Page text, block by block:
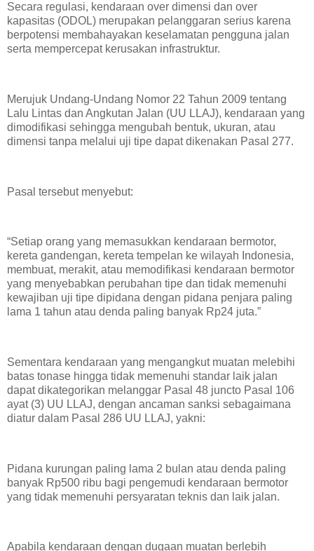
Secara regulasi, kendaraan over dimensi dan over
kapasitas (ODOL) merupakan pelanggaran serius karena
berpotensi membahayakan keselamatan pengguna jalan
serta mempercepat kerusakan infrastruktur.
Merujuk Undang-Undang Nomor 22 Tahun 2009 tentang
Lalu Lintas dan Angkutan Jalan (UU LLAJ), kendaraan yang
dimodifikasi sehingga mengubah bentuk, ukuran, atau
dimensi tanpa melalui uji tipe dapat dikenakan Pasal 277.
Pasal tersebut menyebut:
“Setiap orang yang memasukkan kendaraan bermotor,
kereta gandengan, kereta tempelan ke wilayah Indonesia,
membuat, merakit, atau memodifikasi kendaraan bermotor
yang menyebabkan perubahan tipe dan tidak memenuhi
kewajiban uji tipe dipidana dengan pidana penjara paling
lama 1 tahun atau denda paling banyak Rp24 juta.”
Sementara kendaraan yang mengangkut muatan melebihi
batas tonase hingga tidak memenuhi standar laik jalan
dapat dikategorikan melanggar Pasal 48 juncto Pasal 106
ayat (3) UU LLAJ, dengan ancaman sanksi sebagaimana
diatur dalam Pasal 286 UU LLAJ, yakni:
Pidana kurungan paling lama 2 bulan atau denda paling
banyak Rp500 ribu bagi pengemudi kendaraan bermotor
yang tidak memenuhi persyaratan teknis dan laik jalan.
Apabila kendaraan dengan dugaan muatan berlebih